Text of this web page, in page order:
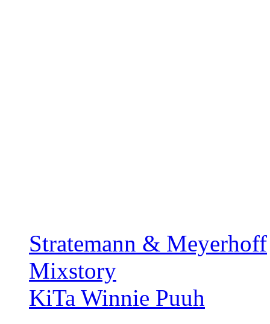
Stratemann & Meyerhoff
Mixstory
KiTa Winnie Puuh